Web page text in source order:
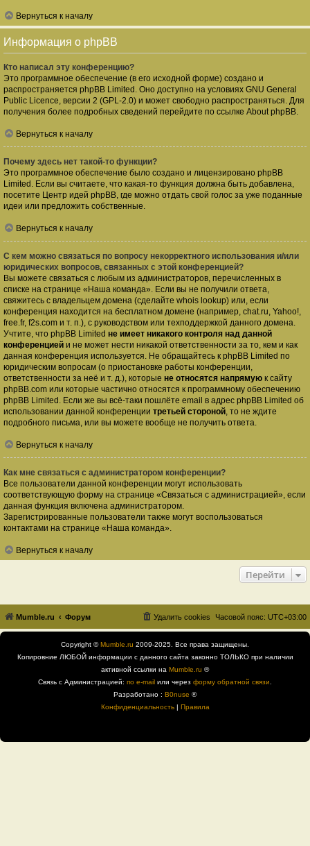
Вернуться к началу
Информация о phpBB
Кто написал эту конференцию?
Это программное обеспечение (в его исходной форме) создано и
распространяется phpBB Limited . Оно доступно на условиях GNU General
Public Licence, версии 2 (GPL-2.0) и может свободно распространяться. Для
получения более подробных сведений перейдите по ссылке About phpBB.
Вернуться к началу
Почему здесь нет такой-то функции?
Это программное обеспечение было создано и лицензировано phpBB
Limited. Если вы считаете, что какая-то функция должна быть добавлена,
посетите Центр идей phpBB, где можно отдать свой голос за уже поданные
идеи или предложить собственные.
Вернуться к началу
С кем можно связаться по вопросу некорректного использования и/или
юридических вопросов, связанных с этой конференцией?
Вы можете связаться с любым из администраторов, перечисленных в
списке на странице «Наша команда». Если вы не получили ответа,
свяжитесь с владельцем домена (сделайте whois lookup) или, если
конференция находится на бесплатном домене (например, chat.ru, Yahoo!,
free.fr, f2s.com и т. п.), с руководством или техподдержкой данного домена.
Учтите, что phpBB Limited не имеет никакого контроля над данной
конференцией и не может нести никакой ответственности за то, кем и как
данная конференция используется. Не обращайтесь к phpBB Limited по
юридическим вопросам (о приостановке работы конференции,
ответственности за неё и т. д.), которые не относятся напрямую к сайту
phpBB.com или которые частично относятся к программному обеспечению
phpBB Limited. Если же вы всё-таки пошлёте email в адрес phpBB Limited об
использовании данной конференции третьей стороной, то не ждите
подробного письма, или вы можете вообще не получить ответа.
Вернуться к началу
Как мне связаться с администратором конференции?
Все пользователи данной конференции могут использовать
соответствующую форму на странице «Связаться с администрацией», если
данная функция включена администратором.
Зарегистрированные пользователи также могут воспользоваться
контактами на странице «Наша команда».
Вернуться к началу
Перейти
Mumble.ru Форум Часовой пояс: UTC+03:00
Удалить cookies
Copyright ©Mumble.ru 2009-2025. Все права защищены.
Копировние ЛЮБОЙ информации с данного сайта законно ТОЛЬКО при наличии
активной ссылки на Mumble.ru ®
Связь с Администрацией: по e-mail или через форму обратной связи
Разработано : B0nuse ®
Конфиденциальность| Правила